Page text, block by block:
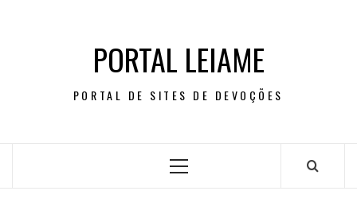
PORTAL LEIAME
PORTAL DE SITES DE DEVOÇÕES
Primary